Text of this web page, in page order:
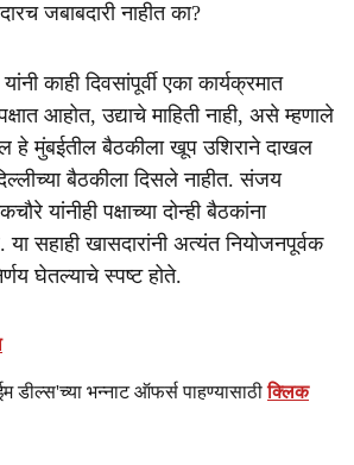
जबाबदारी नाहीत का?
काही दिवसांपूर्वी एका कार्यक्रमात
आहोत, उद्याचे माहिती नाही, असे म्हणाले
हे मुंबईतील बैठकीला खूप उशिराने दाखल
बैठकीला दिसले नाहीत. संजय
यांनीही पक्षाच्या दोन्ही बैठकांना
सहाही खासदारांनी अत्यंत नियोजनपूर्वक
घेतल्याचे स्पष्ट होते.
डील्स'च्या भन्नाट ऑफर्स पाहण्यासाठीक्लिक